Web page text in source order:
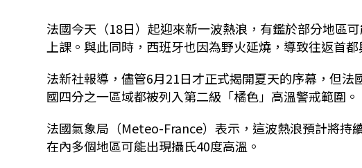
法國今天（18日）起迎來新一波熱浪，有鑑於部分地區
上課。與此同時，西班牙也因為野火延燒，導致往返首
法新社報導，儘管6月21日才正式揭開夏天的序幕，但
國四分之一區域都被列入第二級「橘色」高溫警戒範圍。
法國氣象局（Meteo-France）表示，這波熱浪預計將持
在內多個地區可能出現攝氏40度高溫。